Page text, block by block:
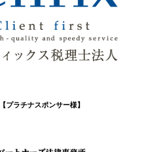
【プラチナスポンサー様】